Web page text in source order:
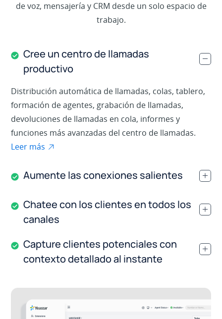
de voz, mensajería y CRM desde un solo espacio de
trabajo.
Cree un centro de llamadas
productivo
.
Distribución automática de llamadas, colas, tablero,
formación de agentes, grabación de llamadas,
devoluciones de llamadas en cola, informes y
funciones más avanzadas del centro de llamadas.
Leer más
Aumente las conexiones salientes .
Chatee con los clientes en todos los
canales
.
Capture clientes potenciales con
contexto detallado al instante
.